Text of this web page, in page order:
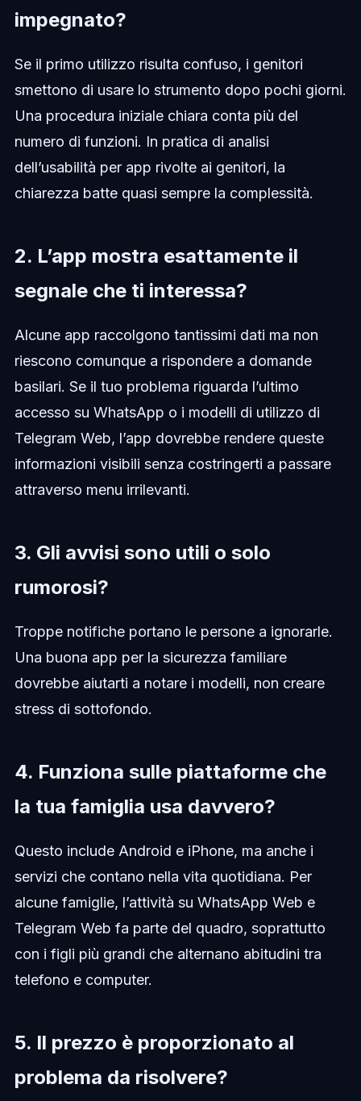
impegnato?
Se il primo utilizzo risulta confuso, i genitori
smettono di usare lo strumento dopo pochi giorni.
Una procedura iniziale chiara conta più del
numero di funzioni. In pratica di analisi
dell’usabilità per app rivolte ai genitori, la
chiarezza batte quasi sempre la complessità.
2. L’app mostra esattamente il
segnale che ti interessa?
Alcune app raccolgono tantissimi dati ma non
riescono comunque a rispondere a domande
basilari. Se il tuo problema riguarda l’ultimo
accesso su WhatsApp o i modelli di utilizzo di
Telegram Web, l’app dovrebbe rendere queste
informazioni visibili senza costringerti a passare
attraverso menu irrilevanti.
3. Gli avvisi sono utili o solo
rumorosi?
Troppe notifiche portano le persone a ignorarle.
Una buona app per la sicurezza familiare
dovrebbe aiutarti a notare i modelli, non creare
stress di sottofondo.
4. Funziona sulle piattaforme che
la tua famiglia usa davvero?
Questo include Android e iPhone, ma anche i
servizi che contano nella vita quotidiana. Per
alcune famiglie, l’attività su WhatsApp Web e
Telegram Web fa parte del quadro, soprattutto
con i figli più grandi che alternano abitudini tra
telefono e computer.
5. Il prezzo è proporzionato al
problema da risolvere?